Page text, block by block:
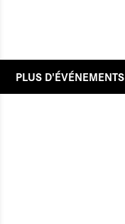
PLUS D'ÉVÉNEMENTS